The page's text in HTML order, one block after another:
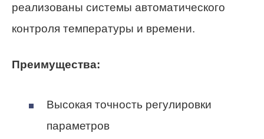
реализованы системы автоматического
контроля температуры и времени.
Преимущества:
Высокая точность регулировки
параметров